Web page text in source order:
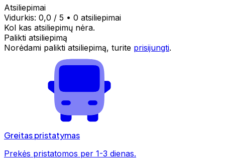
Atsiliepimai
Vidurkis: 0,0 / 5 • 0 atsiliepimai
Kol kas atsiliepimų nėra.
Palikti atsiliepimą
Norėdami palikti atsiliepimą, turite prisijungti.
Greitas pristatymas
Prekės pristatomos per 1-3 dienas.